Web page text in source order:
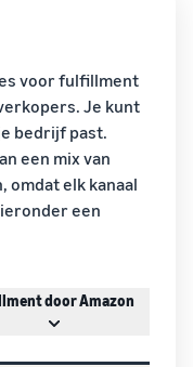
voor fulfillment
Je kunt
bedrijf past.
een mix van
elk kanaal
een
door Amazon